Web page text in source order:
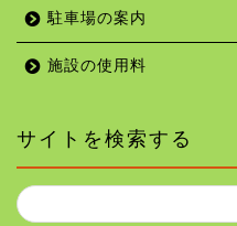
駐車場の案内
施設の使用料
サイトを検索する